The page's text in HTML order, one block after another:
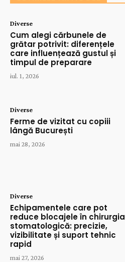
Diverse
Cum alegi cărbunele de
grătar potrivit: diferențele
care influențează gustul și
timpul de preparare
iul. 1, 2026
Diverse
Ferme de vizitat cu copiii
lângă București
mai 28, 2026
Diverse
Echipamentele care pot
reduce blocajele în chirurgia
stomatologică: precizie,
vizibilitate și suport tehnic
rapid
mai 27, 2026